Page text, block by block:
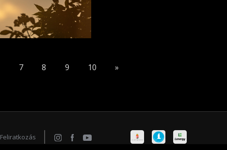
7 8 9 10 »
Feliratkozás